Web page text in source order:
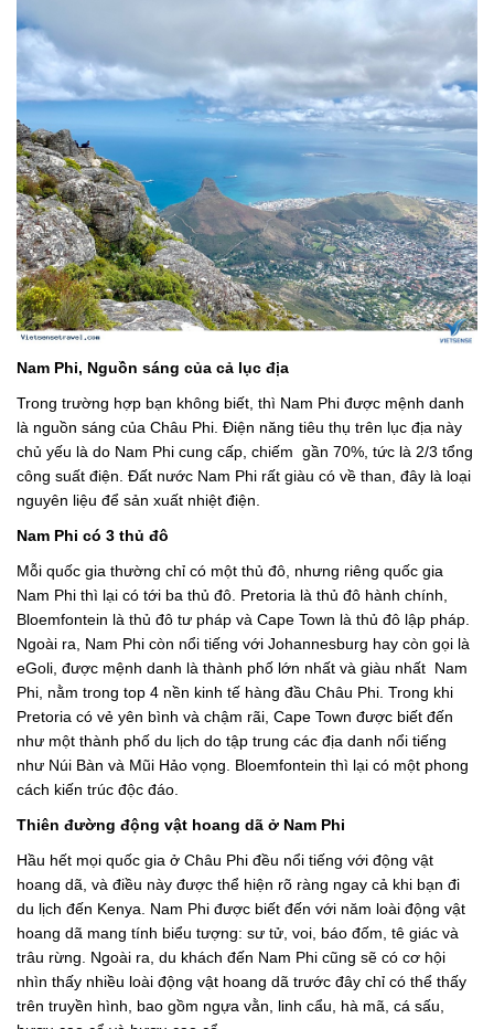
Nam Phi, Nguồn sáng của cả lục địa
Trong trường hợp bạn không biết, thì Nam Phi được mệnh danh
là nguồn sáng của Châu Phi. Điện năng tiêu thụ trên lục địa này
chủ yếu là do Nam Phi cung cấp, chiếm gần 70%, tức là 2/3 tổng
công suất điện. Đất nước Nam Phi rất giàu có về than, đây là loại
nguyên liệu để sản xuất nhiệt điện.
Nam Phi có 3 thủ đô
Mỗi quốc gia thường chỉ có một thủ đô, nhưng riêng quốc gia
Nam Phi thì lại có tới ba thủ đô. Pretoria là thủ đô hành chính,
Bloemfontein là thủ đô tư pháp và Cape Town là thủ đô lập pháp.
Ngoài ra, Nam Phi còn nổi tiếng với Johannesburg hay còn gọi là
eGoli, được mệnh danh là thành phố lớn nhất và giàu nhất Nam
Phi, nằm trong top 4 nền kinh tế hàng đầu Châu Phi. Trong khi
Pretoria có vẻ yên bình và chậm rãi, Cape Town được biết đến
như một thành phố du lịch do tập trung các địa danh nổi tiếng
như Núi Bàn và Mũi Hảo vọng. Bloemfontein thì lại có một phong
cách kiến ​​trúc độc đáo.
Thiên đường động vật hoang dã ở Nam Phi
Hầu hết mọi quốc gia ở Châu Phi đều nổi tiếng với động vật
hoang dã, và điều này được thể hiện rõ ràng ngay cả khi bạn đi
du lịch đến Kenya. Nam Phi được biết đến với năm loài động vật
hoang dã mang tính biểu tượng: sư tử, voi, báo đốm, tê giác và
trâu rừng. Ngoài ra, du khách đến Nam Phi cũng sẽ có cơ hội
nhìn thấy nhiều loài động vật hoang dã trước đây chỉ có thể thấy
trên truyền hình, bao gồm ngựa vằn, linh cẩu, hà mã, cá sấu,